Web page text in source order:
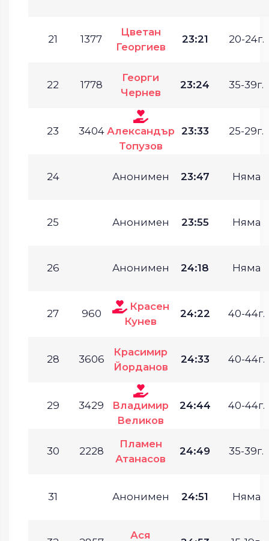
21 1377
Цветан
Георгиев
23:21 20-24г.
22 1778
Георги
Чернев
23:24 35-39г.
23 3404 Александър
Топузов
23:33 25-29г.
24 Анонимен 23:47 Няма
25 Анонимен 23:55 Няма
26 Анонимен 24:18 Няма
27 960
Красен
Кунев
24:22 40-44г.
28 3606
Красимир
Йорданов
24:33 40-44г.
29 3429
Владимир
Великов
24:44 40-44г.
30 2228
Пламен
Атанасов
24:49 35-39г.
31 Анонимен 24:51 Няма
Ася